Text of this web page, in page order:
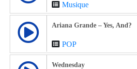
Musique
Ariana Grande – Yes, And?
POP
Wednesday